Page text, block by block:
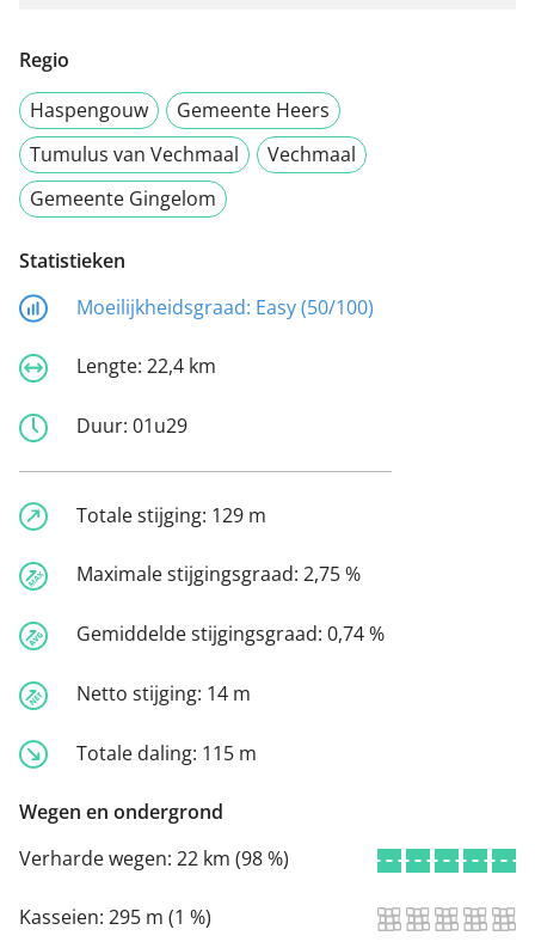
Regio
Haspengouw
Gemeente Heers
Tumulus van Vechmaal
Vechmaal
Gemeente Gingelom
Statistieken
Moeilijkheidsgraad: Easy (50/100)
Lengte: 22,4 km
Duur: 01u29
Totale stijging: 129 m
Maximale stijgingsgraad: 2,75 %
Gemiddelde stijgingsgraad: 0,74 %
Netto stijging: 14 m
Totale daling: 115 m
Wegen en ondergrond
Verharde wegen: 22 km (98 %)
Kasseien: 295 m (1 %)